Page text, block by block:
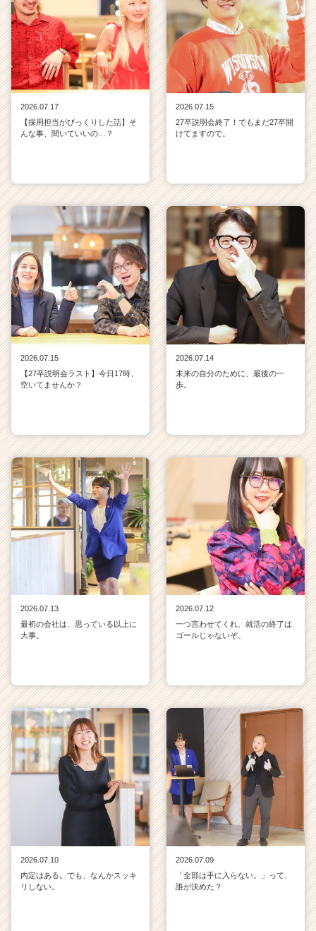
2026.07.17
【採用担当がびっくりした話】そ
んな事、聞いていいの…？
2026.07.15
27卒説明会終了！でもまだ27卒開
けてますので。
2026.07.15
【27卒説明会ラスト】今日17時、
空いてませんか？
2026.07.14
未来の自分のために、最後の一
歩。
2026.07.13
最初の会社は、思っている以上に
大事。
2026.07.12
一つ言わせてくれ、就活の終了は
ゴールじゃないぞ。
2026.07.10
内定はある。でも、なんかスッキ
リしない。
2026.07.09
「全部は手に入らない。」って、
誰が決めた？